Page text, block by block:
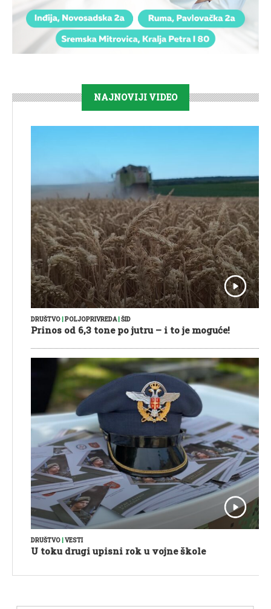
NAJNOVIJI VIDEO
DRUŠTVO|POLJOPRIVREDA|ŠID
Prinos od 6,3 tone po jutru – i to je moguće!
DRUŠTVO|VESTI
U toku drugi upisni rok u vojne škole